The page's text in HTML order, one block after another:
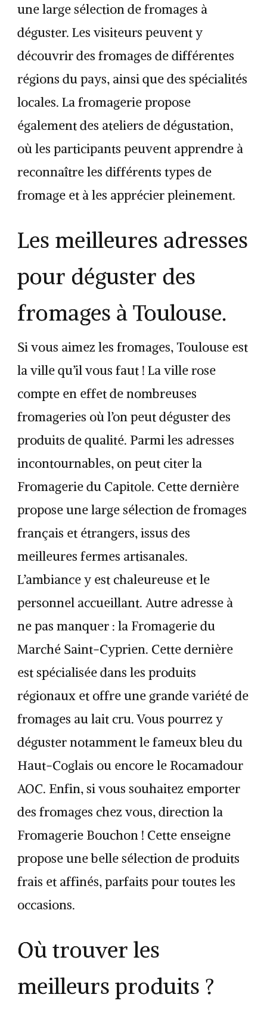
une large sélection de fromages à
déguster. Les visiteurs peuvent y
découvrir des fromages de différentes
régions du pays, ainsi que des spécialités
locales. La fromagerie propose
également des ateliers de dégustation,
où les participants peuvent apprendre à
reconnaître les différents types de
fromage et à les apprécier pleinement.
Les meilleures adresses
pour déguster des
fromages à Toulouse.
Si vous aimez les fromages, Toulouse est
la ville qu’il vous faut ! La ville rose
compte en effet de nombreuses
fromageries où l’on peut déguster des
produits de qualité. Parmi les adresses
incontournables, on peut citer la
Fromagerie du Capitole. Cette dernière
propose une large sélection de fromages
français et étrangers, issus des
meilleures fermes artisanales.
L’ambiance y est chaleureuse et le
personnel accueillant. Autre adresse à
ne pas manquer : la Fromagerie du
Marché Saint-Cyprien. Cette dernière
est spécialisée dans les produits
régionaux et offre une grande variété de
fromages au lait cru. Vous pourrez y
déguster notamment le fameux bleu du
Haut-Coglais ou encore le Rocamadour
AOC. Enfin, si vous souhaitez emporter
des fromages chez vous, direction la
Fromagerie Bouchon ! Cette enseigne
propose une belle sélection de produits
frais et affinés, parfaits pour toutes les
occasions.
Où trouver les
meilleurs produits ?